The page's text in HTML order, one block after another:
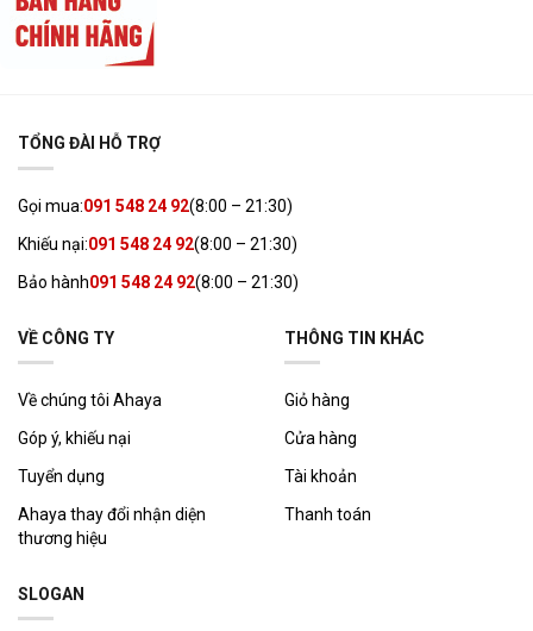
TỔNG ĐÀI HỖ TRỢ
Gọi mua:091 548 24 92(8:00 – 21:30)
Khiếu nại:091 548 24 92(8:00 – 21:30)
Bảo hành091 548 24 92(8:00 – 21:30)
VỀ CÔNG TY
Về chúng tôi Ahaya
Góp ý, khiếu nại
Tuyển dụng
Ahaya thay đổi nhận diện
thương hiệu
THÔNG TIN KHÁC
Giỏ hàng
Cửa hàng
Tài khoản
Thanh toán
SLOGAN